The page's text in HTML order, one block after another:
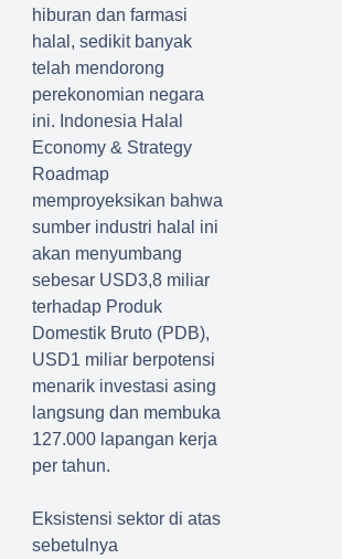
hiburan dan farmasi
halal, sedikit banyak
telah mendorong
perekonomian negara
ini. Indonesia Halal
Economy & Strategy
Roadmap
memproyeksikan bahwa
sumber industri halal ini
akan menyumbang
sebesar USD3,8 miliar
terhadap Produk
Domestik Bruto (PDB),
USD1 miliar berpotensi
menarik investasi asing
langsung dan membuka
127.000 lapangan kerja
per tahun.
Eksistensi sektor di atas
sebetulnya